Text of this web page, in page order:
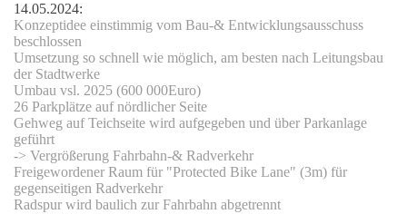
14.05.2024:
Konzeptidee einstimmig vom Bau-& Entwicklungsausschuss
beschlossen
Umsetzung so schnell wie möglich, am besten nach Leitungsbau
der Stadtwerke
Umbau vsl. 2025 (600 000Euro)
26 Parkplätze auf nördlicher Seite
Gehweg auf Teichseite wird aufgegeben und über Parkanlage
geführt
-> Vergrößerung Fahrbahn-& Radverkehr
Freigewordener Raum für "Protected Bike Lane" (3m) für
gegenseitigen Radverkehr
Radspur wird baulich zur Fahrbahn abgetrennt